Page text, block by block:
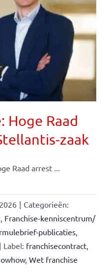
Hoge Raad
zaak
Raad arrest ...
| Categorieën:
, Franchise-kenniscentrum/
publicaties,
| Label: franchisecontract,
, Wet franchise